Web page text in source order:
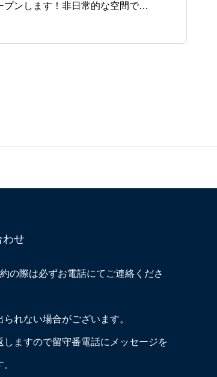
関東でも人気のアリエスが岐阜にオープンします！非日常的な空間で日々のストレスを解放するドライヘッドスパ専門サロン。食いしばり・不眠解消・脳の疲労・頭痛・眼精疲労の回復にも効果が期待できる無水のドラ
わせ
の際は必ずお電話にてご連絡くださ
れない場合がございます。
しますので留守番電話にメッセージを